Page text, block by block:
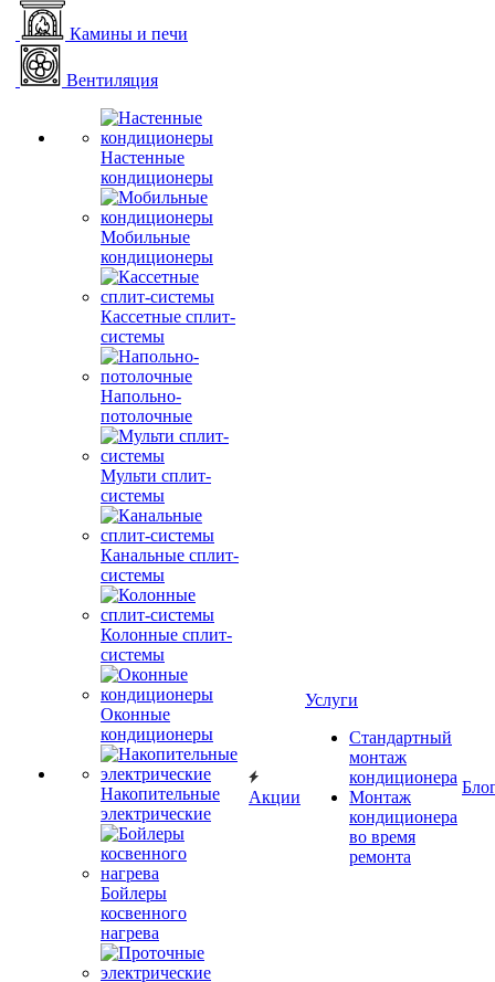
Камины и печи
Вентиляция
Настенные
кондиционеры
Мобильные
кондиционеры
Кассетные сплит-
системы
Напольно-
потолочные
Мульти сплит-
системы
Канальные сплит-
системы
Колонные сплит-
системы
Оконные
кондиционеры
Накопительные
электрические
Бойлеры
косвенного
нагрева
Акции
Услуги
Стандартный
монтаж
кондиционера
Монтаж
кондиционера
во время
ремонта